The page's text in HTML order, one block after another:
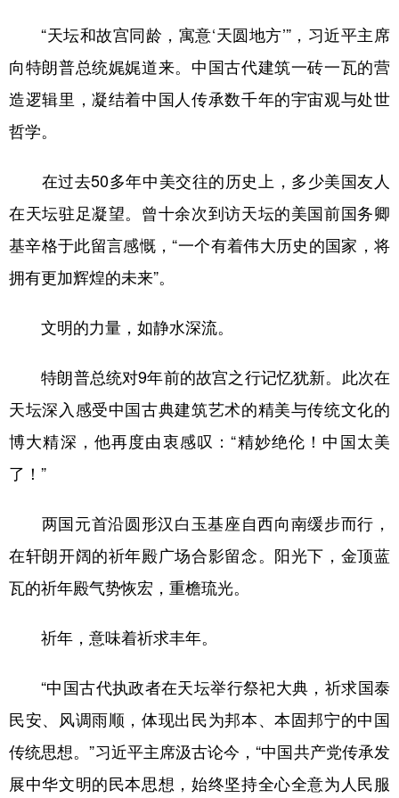
“天坛和故宫同龄，寓意‘天圆地方’”，习近平主席
向特朗普总统娓娓道来。中国古代建筑一砖一瓦的营
造逻辑里，凝结着中国人传承数千年的宇宙观与处世
哲学。
在过去50多年中美交往的历史上，多少美国友人
在天坛驻足凝望。曾十余次到访天坛的美国前国务卿
基辛格于此留言感慨，“一个有着伟大历史的国家，将
拥有更加辉煌的未来”。
文明的力量，如静水深流。
特朗普总统对9年前的故宫之行记忆犹新。此次在
天坛深入感受中国古典建筑艺术的精美与传统文化的
博大精深，他再度由衷感叹：“精妙绝伦！中国太美
了！”
两国元首沿圆形汉白玉基座自西向南缓步而行，
在轩朗开阔的祈年殿广场合影留念。阳光下，金顶蓝
瓦的祈年殿气势恢宏，重檐琉光。
祈年，意味着祈求丰年。
“中国古代执政者在天坛举行祭祀大典，祈求国泰
民安、风调雨顺，体现出民为邦本、本固邦宁的中国
传统思想。”习近平主席汲古论今，“中国共产党传承发
展中华文明的民本思想，始终坚持全心全意为人民服